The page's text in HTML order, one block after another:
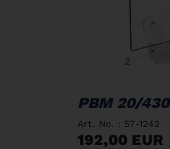
PBM 20/430
Art. No. : 57-1242
192,00 EUR